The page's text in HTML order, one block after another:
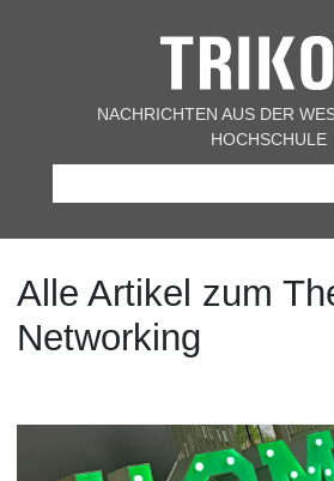
NACHRICHTEN AUS DER
HOCHSCHULE
Alle Artikel zum
Networking